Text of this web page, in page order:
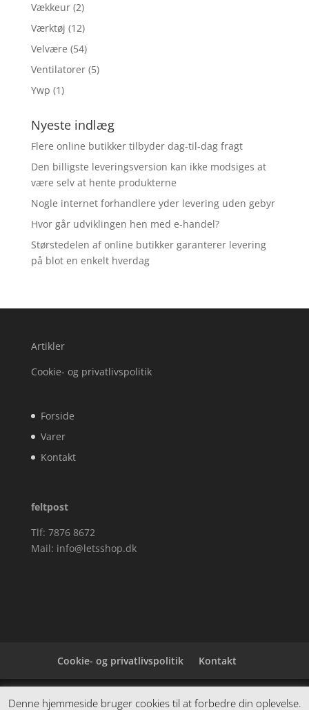
Vækkeur (2)
Værktøj (12)
Velvære (54)
Ventilatorer (5)
Ywp (1)
Nyeste indlæg
Flere online butikker tilbyder dag-til-dag fragt
Den billigste leveringsversion kan ikke modsiges at
være selv at hente produkterne
Nogle internet forhandlere yder levering uden gebyr
Hvor går udviklingen hen med e-handel?
Størstedelen af online butikker garanterer levering
på blot en enkelt hverdag
Artikler
Cookie- og privatlivspolitik
Forside
Varer
Kontakt
feltpost
Tlf: 7876 8672
Mail: info@letsshop.dk
Cookie- og privatlivspolitik Kontakt
Denne hjemmeside samler et bredt udvalg af
Denne hjemmeside bruger cookies til at forbedre din oplevelse.